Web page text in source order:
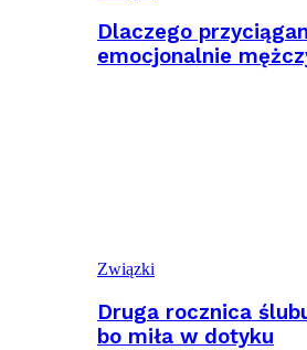
Dlaczego
emocjonalnie
Związki
Druga rocznica
bo miła w dotyku